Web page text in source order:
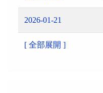
2026-01-21
[ 全部展開 ]